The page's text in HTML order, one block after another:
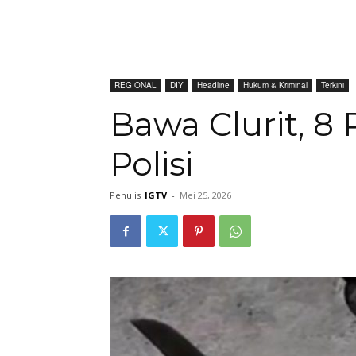
REGIONAL DIY Headline Hukum & Kriminal Terkini
Bawa Clurit, 8
Polisi
Penulis IGTV - Mei 25, 2026